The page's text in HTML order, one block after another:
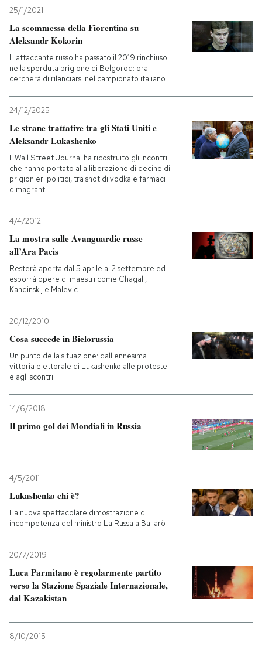
25/1/2021
La scommessa della Fiorentina su
Aleksandr Kokorin
L'attaccante russo ha passato il 2019 rinchiuso
nella sperduta prigione di Belgorod: ora
cercherà di rilanciarsi nel campionato italiano
24/12/2025
Le strane trattative tra gli Stati Uniti e
Aleksandr Lukashenko
Il Wall Street Journal ha ricostruito gli incontri
che hanno portato alla liberazione di decine di
prigionieri politici, tra shot di vodka e farmaci
dimagranti
4/4/2012
La mostra sulle Avanguardie russe
all’Ara Pacis
Resterà aperta dal 5 aprile al 2 settembre ed
esporrà opere di maestri come Chagall,
Kandinskij e Malevic
20/12/2010
Cosa succede in Bielorussia
Un punto della situazione: dall'ennesima
vittoria elettorale di Lukashenko alle proteste
e agli scontri
14/6/2018
Il primo gol dei Mondiali in Russia
4/5/2011
Lukashenko chi è?
La nuova spettacolare dimostrazione di
incompetenza del ministro La Russa a Ballarò
20/7/2019
Luca Parmitano è regolarmente partito
verso la Stazione Spaziale Internazionale,
dal Kazakistan
8/10/2015